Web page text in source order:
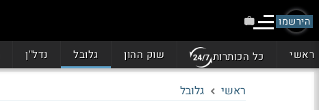
הירשמו
ראשי כל הכותרות שוק ההון גלובל נדל"ן
ראשי גלובל